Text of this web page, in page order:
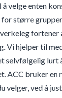
å velge enten
større
fortener
Vi hjelper til
selvfølgelig lurt
ACC bruker
velger, ved å